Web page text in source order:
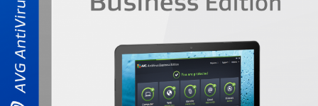
AVAST Driver Updater
AVAST SecureLine VPN
AVAST AntiTrack Premium